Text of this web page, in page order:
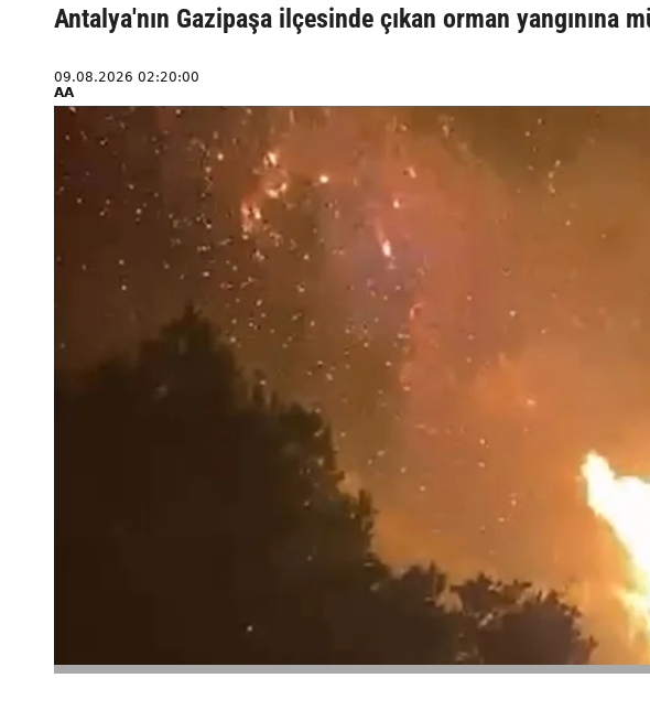
Antalya'nın Gazipaşa ilçesinde çıkan orman yangınına
09.08.2026 02:20:00
AA